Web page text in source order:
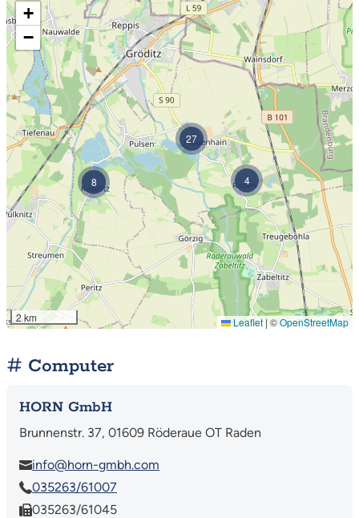
4
8
27
+
−
2 km Leaflet | ©OpenStreetMap
Computer
HORN GmbH
Brunnenstr. 37, 01609 Röderaue OT Raden
info@horn-gmbh.com
035263/61007
035263/61045